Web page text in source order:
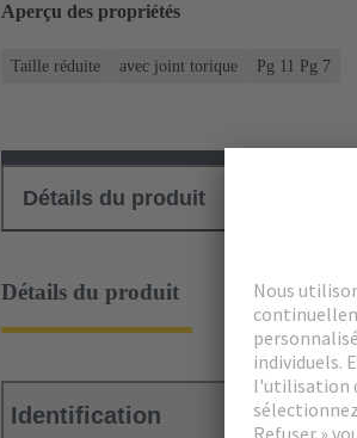
Aperçu des propriétés
Taille réduite avec joint torique Pg 11 Pg 7
Détails du produit
Détails du produit
Identification